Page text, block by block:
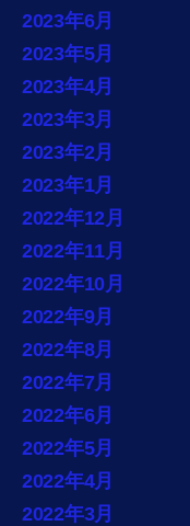
2023年6月
2023年5月
2023年4月
2023年3月
2023年2月
2023年1月
2022年12月
2022年11月
2022年10月
2022年9月
2022年8月
2022年7月
2022年6月
2022年5月
2022年4月
2022年3月